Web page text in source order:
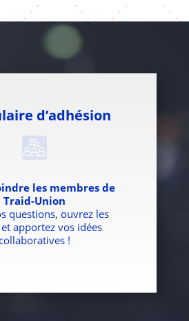
d’adhésion
les membres de
Traid-Union
questions, ouvrez les
apportez vos idées
collaboratives !